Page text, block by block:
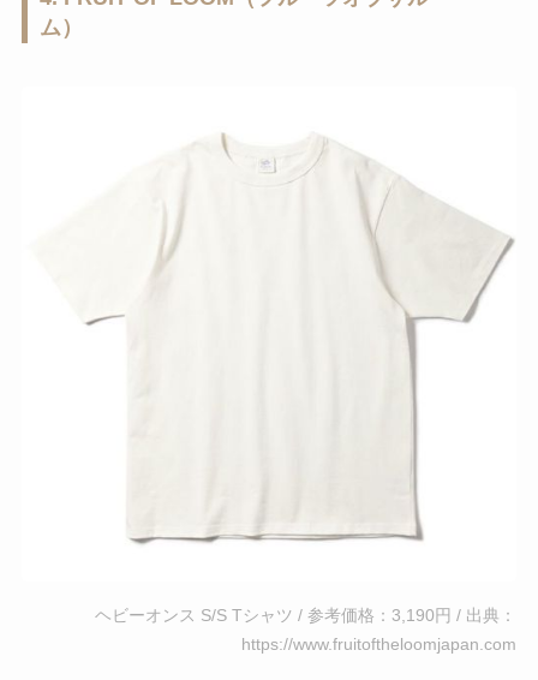
ム）
ヘビーオンス S/S Tシャツ / 参考価格：3,190円 / 出典：
https://www.fruitoftheloomjapan.com